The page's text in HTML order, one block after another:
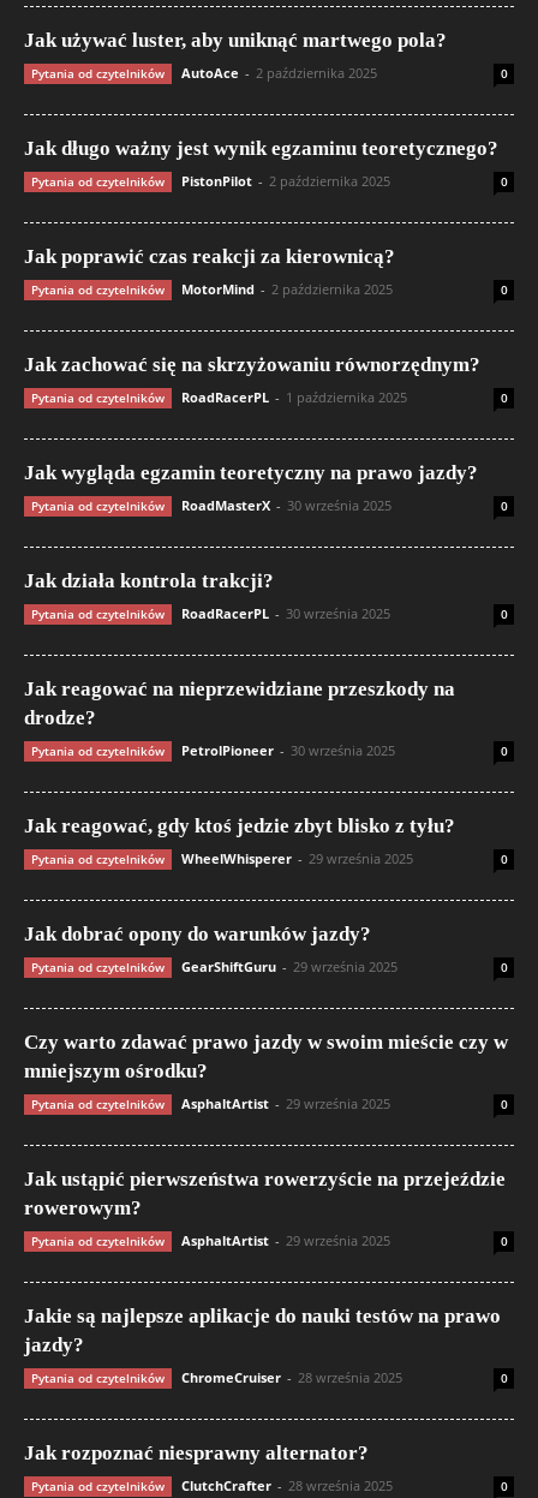
Jak używać luster, aby uniknąć martwego pola?
Pytania od czytelników AutoAce - 2 października 2025 0
Jak długo ważny jest wynik egzaminu teoretycznego?
Pytania od czytelników PistonPilot - 2 października 2025 0
Jak poprawić czas reakcji za kierownicą?
Pytania od czytelników MotorMind - 2 października 2025 0
Jak zachować się na skrzyżowaniu równorzędnym?
Pytania od czytelników RoadRacerPL - 1 października 2025 0
Jak wygląda egzamin teoretyczny na prawo jazdy?
Pytania od czytelników RoadMasterX - 30 września 2025 0
Jak działa kontrola trakcji?
Pytania od czytelników RoadRacerPL - 30 września 2025 0
Jak reagować na nieprzewidziane przeszkody na
drodze?
Pytania od czytelników PetrolPioneer - 30 września 2025 0
Jak reagować, gdy ktoś jedzie zbyt blisko z tyłu?
Pytania od czytelników WheelWhisperer - 29 września 2025 0
Jak dobrać opony do warunków jazdy?
Pytania od czytelników GearShiftGuru - 29 września 2025 0
Czy warto zdawać prawo jazdy w swoim mieście czy w
mniejszym ośrodku?
Pytania od czytelników AsphaltArtist - 29 września 2025 0
Jak ustąpić pierwszeństwa rowerzyście na przejeździe
rowerowym?
Pytania od czytelników AsphaltArtist - 29 września 2025 0
Jakie są najlepsze aplikacje do nauki testów na prawo
jazdy?
Pytania od czytelników ChromeCruiser - 28 września 2025 0
Jak rozpoznać niesprawny alternator?
Pytania od czytelników ClutchCrafter - 28 września 2025 0